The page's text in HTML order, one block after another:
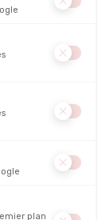
?
verre minéral de